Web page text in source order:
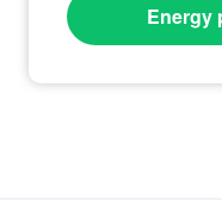
Energy